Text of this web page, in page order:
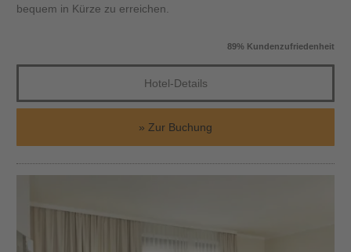
bequem in Kürze zu erreichen.
89% Kundenzufriedenheit
Hotel-Details
Zur Buchung